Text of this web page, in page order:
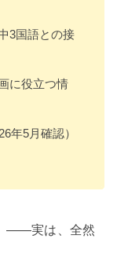
3国語との接
に役立つ情
年5月確認）
——実は、全然